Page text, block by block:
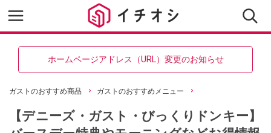
ホームページアドレス（URL）変更のお知らせ
ガストのおすすめ商品 ガストのおすすめメニュー
【デニーズ・ガスト・びっくりドンキー】